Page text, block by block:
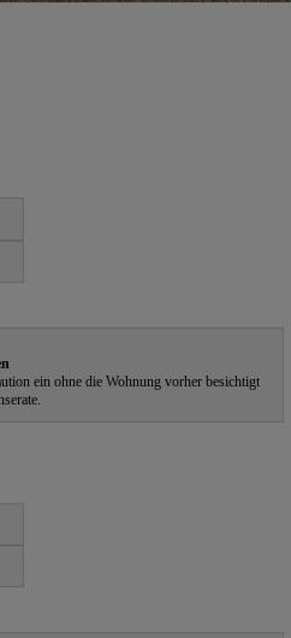
ein ohne die Wohnung vorher besichtigt